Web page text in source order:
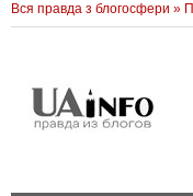
Вся правда з блогосфери »